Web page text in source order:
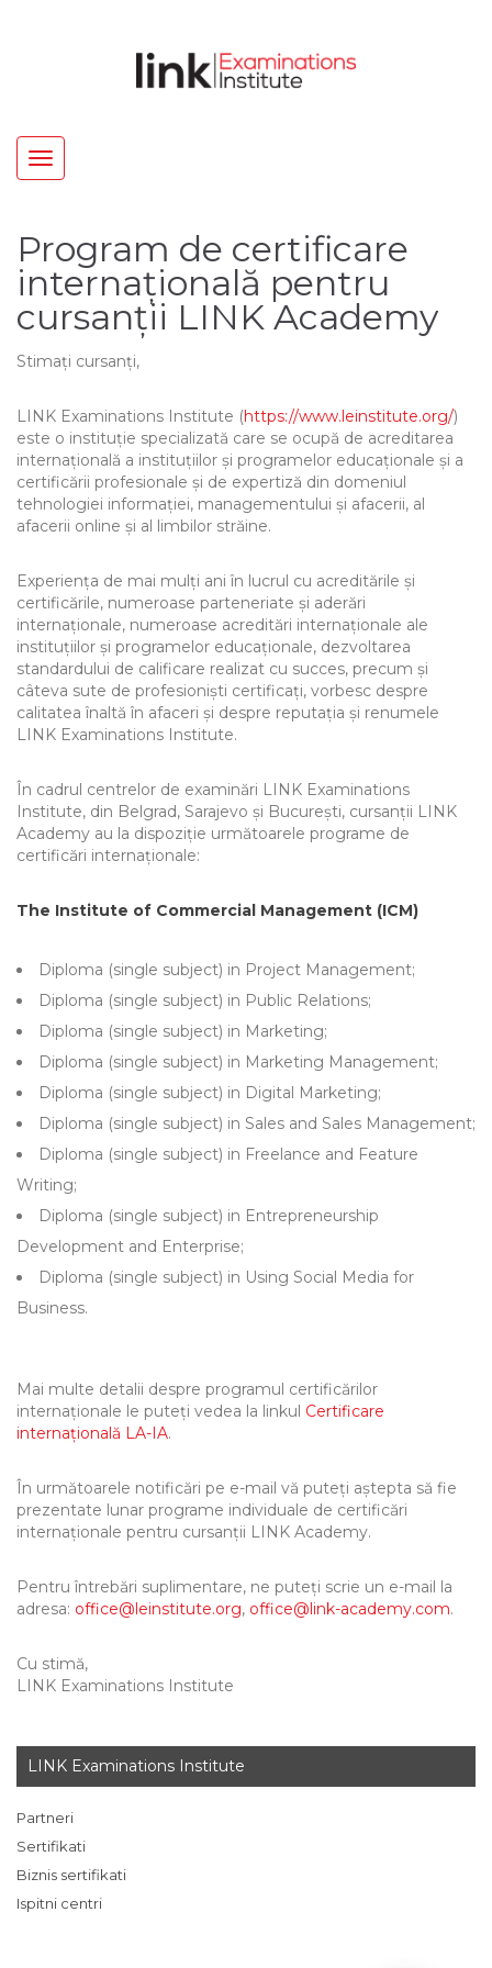
Toggle
navigation
Program de certificare
internațională pentru
cursanții LINK Academy
Stimați cursanți,
LINK Examinations Institute (https://www.leinstitute.org/)
este o instituție specializată care se ocupă de acreditarea
internațională a instituțiilor și programelor educaționale și a
certificării profesionale și de expertiză din domeniul
tehnologiei informației, managementului și afacerii, al
afacerii online și al limbilor străine.
Experiența de mai mulți ani în lucrul cu acreditările și
certificările, numeroase parteneriate și aderări
internaționale, numeroase acreditări internaționale ale
instituțiilor și programelor educaționale, dezvoltarea
standardului de calificare realizat cu succes, precum și
câteva sute de profesioniști certificați, vorbesc despre
calitatea înaltă în afaceri și despre reputația și renumele
LINK Examinations Institute.
În cadrul centrelor de examinări LINK Examinations
Institute, din Belgrad, Sarajevo și București, cursanții LINK
Academy au la dispoziție următoarele programe de
certificări internaționale:
The Institute of Commercial Management (ICM)
Diploma (single subject) in Project Management;
Diploma (single subject) in Public Relations;
Diploma (single subject) in Marketing;
Diploma (single subject) in Marketing Management;
Diploma (single subject) in Digital Marketing;
Diploma (single subject) in Sales and Sales Management;
Diploma (single subject) in Freelance and Feature
Writing;
Diploma (single subject) in Entrepreneurship
Development and Enterprise;
Diploma (single subject) in Using Social Media for
Business.
Mai multe detalii despre programul certificărilor
internaționale le puteți vedea la linkul Certificare
internațională LA-IA.
În următoarele notificări pe e-mail vă puteți aștepta să fie
prezentate lunar programe individuale de certificări
internaționale pentru cursanții LINK Academy.
Pentru întrebări suplimentare, ne puteți scrie un e-mail la
adresa: office@leinstitute.org, office@link-academy.com.
Cu stimă,
LINK Examinations Institute
LINK Examinations Institute
Partneri
Sertifikati
Biznis sertifikati
Ispitni centri